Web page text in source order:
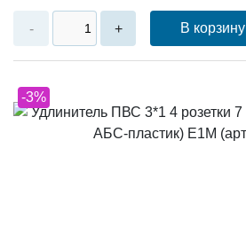
- + В корзину
-3%